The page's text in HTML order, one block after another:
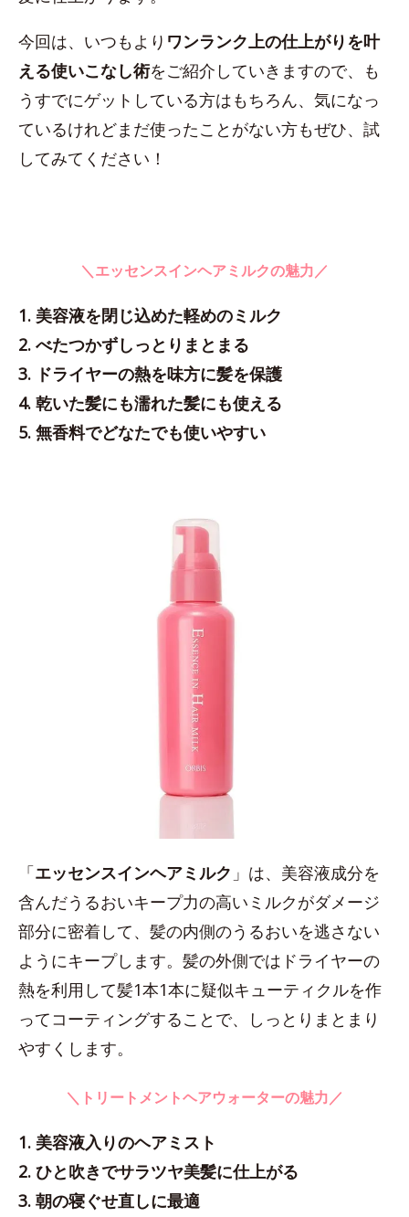
今回は、いつもより ワンランク上の仕上がりを叶
える使いこなし術をご紹介していきますので、も
うすでにゲットしている方はもちろん、気になっ
ているけれどまだ使ったことがない方もぜひ、試
してみてください！
＼エッセンスインヘアミルクの魅力／
1. 美容液を閉じ込めた軽めのミルク
2. べたつかずしっとりまとまる
3. ドライヤーの熱を味方に髪を保護
4. 乾いた髪にも濡れた髪にも使える
5. 無香料でどなたでも使いやすい
「エッセンスインヘアミルク 」は、美容液成分を
含んだうるおいキープ力の高いミルクがダメージ
部分に密着して、髪の内側のうるおいを逃さない
ようにキープします。髪の外側ではドライヤーの
熱を利用して髪1本1本に疑似キューティクルを作
ってコーティングすることで、しっとりまとまり
やすくします。
＼トリートメントヘアウォーターの魅力／
1. 美容液入りのヘアミスト
2. ひと吹きでサラツヤ美髪に仕上がる
3. 朝の寝ぐせ直しに最適